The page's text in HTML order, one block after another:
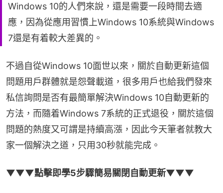
Windows 10的人們來說，還是需要一段時間去適
應，因為從應用習慣上Windows 10系統與Windows
7還是有着較大差異的。
不過自從Windows 10面世以來，關於自動更新這個
問題用戶群體就是怨聲載道，很多用戶也給我們發來
私信詢問是否有最簡單解決Windows 10自動更新的
方法，而隨着Windows 7系統的正式退役，關於這個
問題的熱度又可謂是持續高漲，因此今天筆者就教大
家一個解決之道，只用30秒就能完成。
▼▼▼點擊即學5步驟簡易關閉自動更新▼▼▼